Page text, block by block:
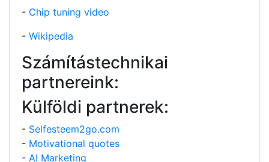
- Chip tuning video
- Wikipedia
Számítástechnikai
partnereink:
Külföldi partnerek:
- Selfesteem2go.com
- Motivational quotes
- AI Marketing